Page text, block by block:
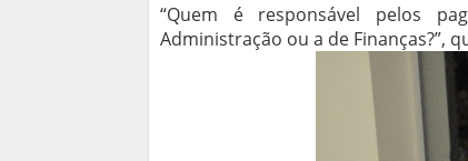
“Quem é responsável pelos
Administração ou a de Finanças?”,